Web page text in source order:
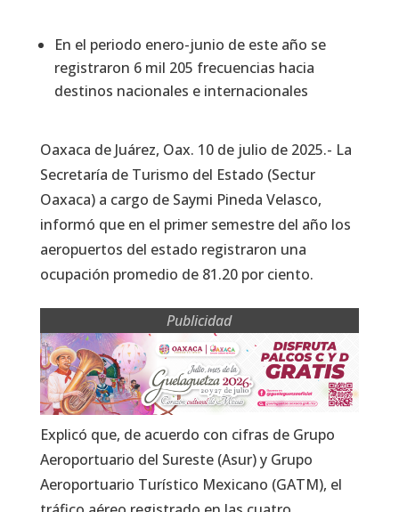
En el periodo enero-junio de este año se
registraron 6 mil 205 frecuencias hacia
destinos nacionales e internacionales
Oaxaca de Juárez, Oax. 10 de julio de 2025.- La
Secretaría de Turismo del Estado (Sectur
Oaxaca) a cargo de Saymi Pineda Velasco,
informó que en el primer semestre del año los
aeropuertos del estado registraron una
ocupación promedio de 81.20 por ciento.
Publicidad
Explicó que, de acuerdo con cifras de Grupo
Aeroportuario del Sureste (Asur) y Grupo
Aeroportuario Turístico Mexicano (GATM), el